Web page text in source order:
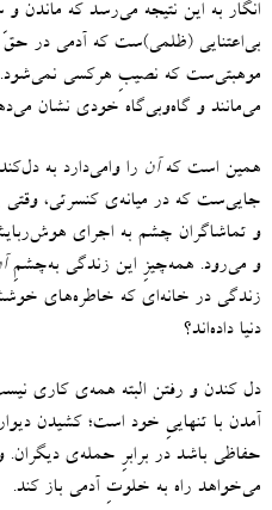
انگار به این نتیجه می‌رسد که ماندن
بی‌اعتنایی(ظلمی)‌ست که آدمی در حقّ
موهبتی‌ست که نصیبِ هرکسی نمی‌شود.
می‌مانند و گاه‌وبی‌گاه خودی نشان
همین است کهآن را وامی‌دارد به
جایی‌ست که در میانه‌ی کنسرتی،
و تماشاگران چشم‌ به اجرای
و می‌رود. همه‌چیزِ این زندگی به‌چشمِ
زندگی در خانه‌ای که خاطره‌های
دنیا داده‌اند؟
دل‌ کندن و رفتن البته همه‌ی کاری
آمدن با تنهاییِ خود است؛ کشیدن
حفاظی باشد در برابرِ حمله‌ی دیگران.
می‌خواهد راه به خلوتِ آدمی باز کند.